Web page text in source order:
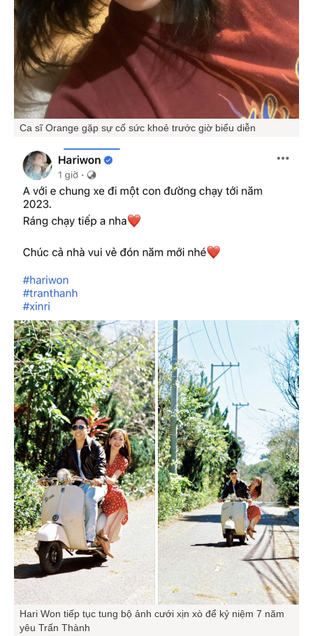
Ca sĩ Orange gặp sự cố sức khoẻ trước giờ biểu diễn
Hari Won tiếp tục tung bộ ảnh cưới xịn xò để kỷ niệm 7 năm
yêu Trấn Thành